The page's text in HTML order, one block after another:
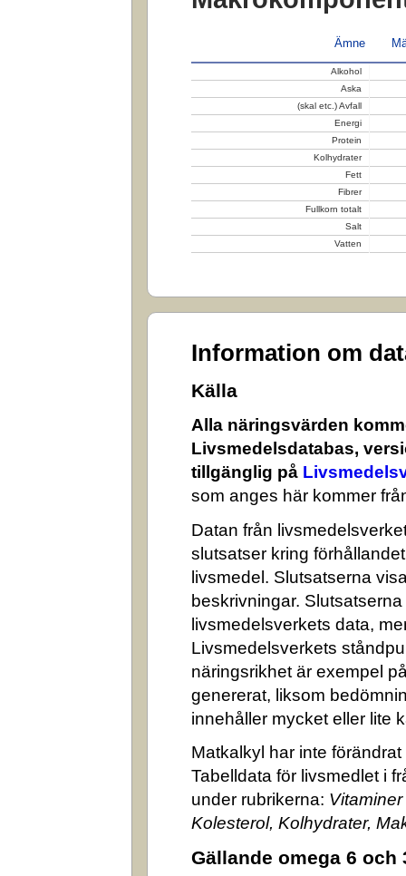
Ämne
Alkohol
Aska
(skal etc.) Avfall
Energi
Protein
Kolhydrater
Fett
Fibrer
Fullkorn totalt
Salt
Vatten
Information om
Källa
Alla näringsvärden
Livsmedelsdatabas,
tillgänglig på
som anges här kommer
Datan från
slutsatser kring
livsmedel. Slutsatserna
beskrivningar.
livsmedelsverkets data,
Livsmedelsverkets
näringsrikhet är exempel
genererat, liksom
innehåller mycket eller lite
Matkalkyl har inte
Tabelldata för livsmedlet i
under rubrikerna:
Kolesterol, Kolhydrater,
Gällande omega 6 och